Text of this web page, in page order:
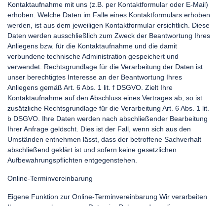
Kontaktaufnahme mit uns (z.B. per Kontaktformular oder E-Mail)
erhoben. Welche Daten im Falle eines Kontaktformulars erhoben
werden, ist aus dem jeweiligen Kontaktformular ersichtlich. Diese
Daten werden ausschließlich zum Zweck der Beantwortung Ihres
Anliegens bzw. für die Kontaktaufnahme und die damit
verbundene technische Administration gespeichert und
verwendet. Rechtsgrundlage für die Verarbeitung der Daten ist
unser berechtigtes Interesse an der Beantwortung Ihres
Anliegens gemäß Art. 6 Abs. 1 lit. f DSGVO. Zielt Ihre
Kontaktaufnahme auf den Abschluss eines Vertrages ab, so ist
zusätzliche Rechtsgrundlage für die Verarbeitung Art. 6 Abs. 1 lit.
b DSGVO. Ihre Daten werden nach abschließender Bearbeitung
Ihrer Anfrage gelöscht. Dies ist der Fall, wenn sich aus den
Umständen entnehmen lässt, dass der betroffene Sachverhalt
abschließend geklärt ist und sofern keine gesetzlichen
Aufbewahrungspflichten entgegenstehen.
Online-Terminvereinbarung
Eigene Funktion zur Online-Terminvereinbarung Wir verarbeiten